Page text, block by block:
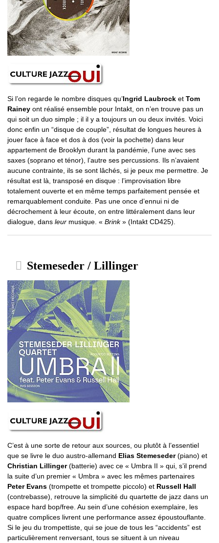
Si l’on regarde le nombre disques qu’Ingrid Laubrock et Tom
Rainey ont réalisé ensemble pour Intakt, on n’en trouve pas un
qui soit un duo simple ; il il y a toujours un ou deux invités. Voici
donc enfin un “disque de couple”, résultat de longues heures à
jouer face à face et dos à dos (voir la pochette) dans leur
appartement de Brooklyn durant la pandémie, l’une avec ses
saxes (soprano et ténor), l’autre ses percussions. Ils n’avaient
aucune contrainte, ils se sont lâchés, si je peux me permettre. Je
résultat est là, transposé en disque : l’improvisation libre
totalement ouverte et en même temps parfaitement pensée et
remarquablement conduite. Pas une once d’ennui ni de
décrochement à leur écoute, on entre littéralement dans leur
dialogue, dans leur musique. « Brink» (Intakt CD425).
Stemeseder / Lillinger
C’est à une sorte de retour aux sources, ou plutôt à l’essentiel
que se livre le duo austro-allemand Elias Stemeseder(piano) et
Christian Lillinger(batterie) avec ce « Umbra II » qui, s’il prend
la suite d’un premier « Umbra » avec les mêmes partenaires
Peter Evans (trompette et trompette piccolo) et Russell Hall
(contrebasse), retrouve la simplicité du quartette de jazz dans un
espace hard bop/free. Au sein d’une cohésion exemplaire, les
quatre complices livrent une performance assez époustouflante.
Si le jeu du trompettiste, qui se joue de tous les “accidents” est
particulièrement renversant, tous se situent à un niveau